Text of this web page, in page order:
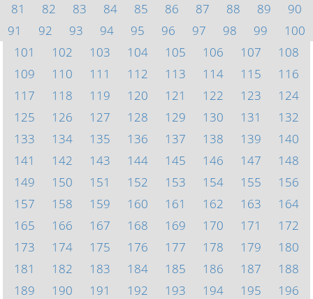
81
82 83 84 85 86 87 88 89
90
91
92 93 94 95 96 97 98 99
100
101
102 103 104 105 106 107
108
109
110 111 112 113 114 115
116
117
118 119 120 121 122 123
124
125
126 127 128 129 130 131
132
133
134 135 136 137 138 139
140
141
142 143 144 145 146 147
148
149
150 151 152 153 154 155
156
157
158 159 160 161 162 163
164
165
166 167 168 169 170 171
172
173
174 175 176 177 178 179
180
181
182 183 184 185 186 187
188
189
190 191 192 193 194 195
196